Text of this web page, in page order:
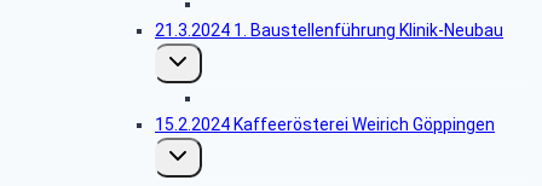
21.3.2024 1. Baustellenführung Klinik-Neubau
Untermenü
umschalten
15.2.2024 Kaffeerösterei Weirich Göppingen
Untermenü
umschalten